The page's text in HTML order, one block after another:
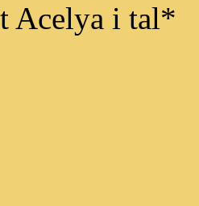
Acelya i tal*